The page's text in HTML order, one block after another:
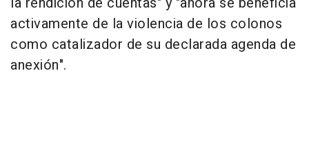
activamente de la violencia de los colonos
como catalizador de su declarada agenda de
anexión".